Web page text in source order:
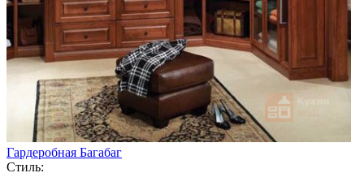
Гардеробная Багабаг
Стиль: